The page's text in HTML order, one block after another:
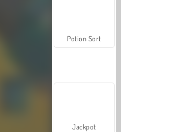
Potion Sort
Jackpot